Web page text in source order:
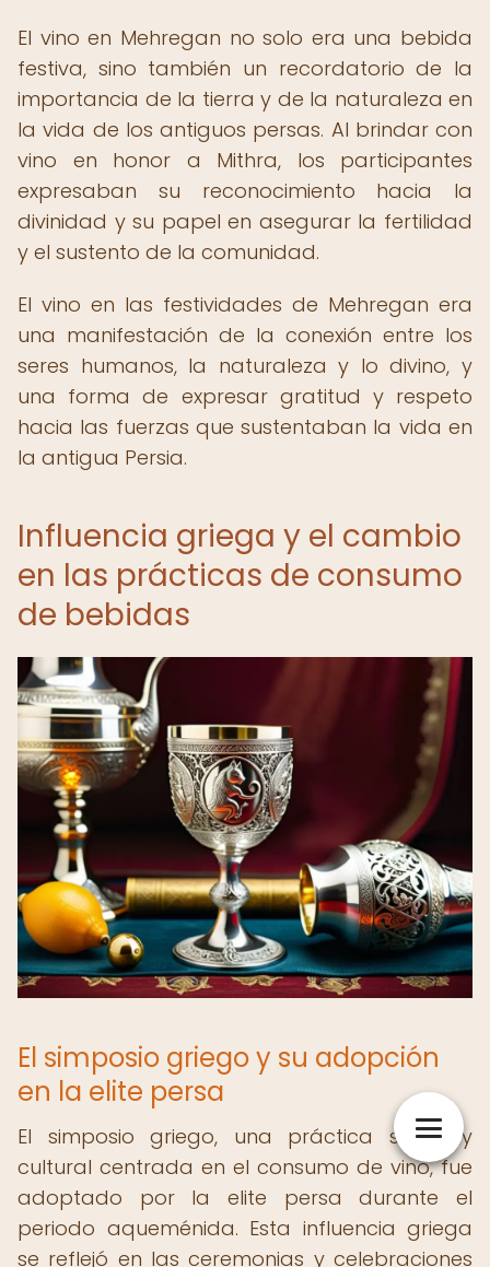
El vino en Mehregan no solo era una bebida
festiva, sino también un recordatorio de la
importancia de la tierra y de la naturaleza en
la vida de los antiguos persas. Al brindar con
vino en honor a Mithra, los participantes
expresaban su reconocimiento hacia la
divinidad y su papel en asegurar la fertilidad
y el sustento de la comunidad.
El vino en las festividades de Mehregan era
una manifestación de la conexión entre los
seres humanos, la naturaleza y lo divino, y
una forma de expresar gratitud y respeto
hacia las fuerzas que sustentaban la vida en
la antigua Persia.
Influencia griega y el cambio
en las prácticas de consumo
de bebidas
El simposio griego y su adopción
en la elite persa
El simposio griego, una práctica social y
cultural centrada en el consumo de vino, fue
adoptado por la elite persa durante el
periodo aqueménida. Esta influencia griega
se reflejó en las ceremonias y celebraciones